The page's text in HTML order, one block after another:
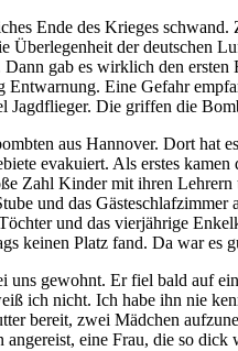
Ende des Krieges
Überlegenheit der deutschen
gab es wirklich den
Eine Gefahr
Jagdflieger. Die griffen die
aus Hannover. Dort
evakuiert. Als erstes
Zahl Kinder mit ihren
und das
und das vierjährige
keinen Platz fand. Da war es
uns gewohnt. Er fiel bald auf
ich nicht. Ich habe ihn nie
bereit, zwei Mädchen
eine Frau, die so